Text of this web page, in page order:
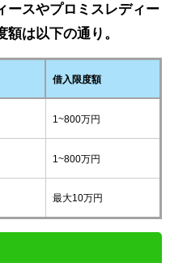
ースやプロミス レディー
は以下の通り。
借入限度額
1~800万円
1~800万円
最大10万円